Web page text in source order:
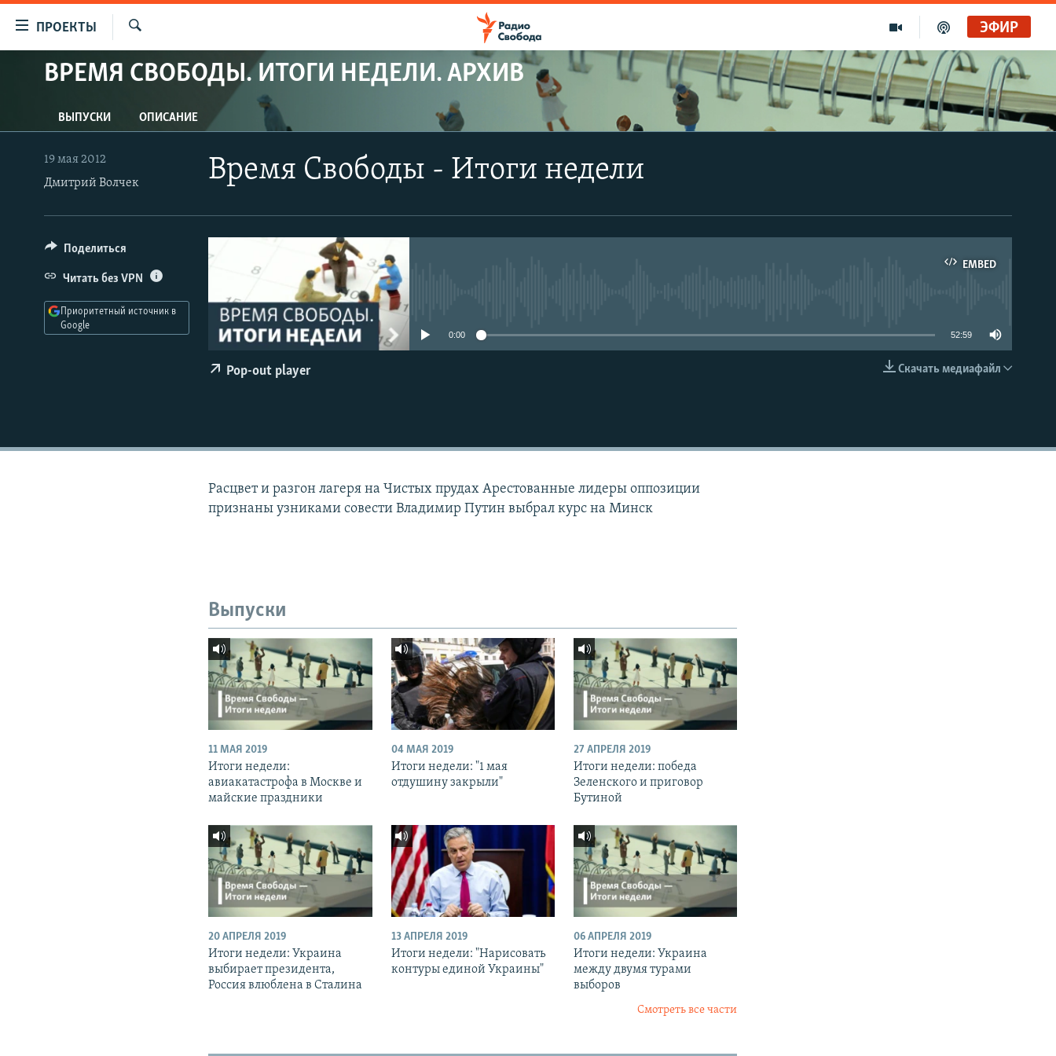
упрощенного
Вернуться
к
основному
содержанию
навигации
Вернутся
ПРОЕКТЫ
ПРОГРАММЫ
АВТОРСКИЕ ПРОЕКТЫ
ЦИТАТЫ СВОБОДЫ
МНЕНИЯ
КУЛЬТУРА
IDEL.РЕАЛИИ
КАВКАЗ.РЕАЛИИ
СЕВЕР.РЕАЛИИ
СИБИРЬ.РЕАЛИИ
ЭФИР
ВРЕМЯ СВОБОДЫ. ИТОГИ НЕДЕЛИ. АРХИВ
ВЫПУСКИ ОПИСАНИЕ
Время Свободы - Итоги недели
19 мая 2012
Дмитрий Волчек
EMBED
EMBED
0:00 52:59
Скачать медиафайл
Pop-out player
Поделиться
Читать без VPN
Приоритетный источник в
Google
Расцвет и разгон лагеря на Чистых прудах Арестованные лидеры оппозиции
признаны узниками совести Владимир Путин выбрал курс на Минск
Выпуски
11 МАЯ 2019
Итоги недели:
авиакатастрофа в Москве и
майские праздники
04 МАЯ 2019
Итоги недели: "1 мая
отдушину закрыли"
27 АПРЕЛЯ 2019
Итоги недели: победа
Зеленского и приговор
Бутиной
20 АПРЕЛЯ 2019
Итоги недели: Украина
выбирает президента,
Россия влюблена в Сталина
13 АПРЕЛЯ 2019
Итоги недели: "Нарисовать
контуры единой Украины"
06 АПРЕЛЯ 2019
Итоги недели: Украина
между двумя турами
выборов
Смотреть все части